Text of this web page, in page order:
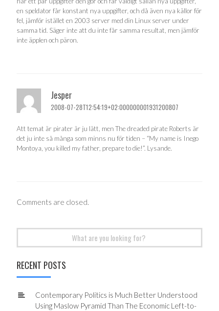
en speldator får konstant nya uppgifter, och då även nya källor för
fel, jämför istället en 2003 server med din Linux server under
samma tid. Säger inte att du inte får samma resultat, men jämför
inte äpplen och päron.
Jesper
2008-07-28T12:54:19+02:000000001931200807
Att temat är pirater är ju lätt, men The dreaded pirate Roberts är
det ju inte så många som minns nu för tiden – “My name is Inego
Montoya, you killed my father, prepare to die!”. Lysande.
Comments are closed.
RECENT POSTS
Contemporary Politics is Much Better Understood
Using Maslow Pyramid Than The Economic Left-to-